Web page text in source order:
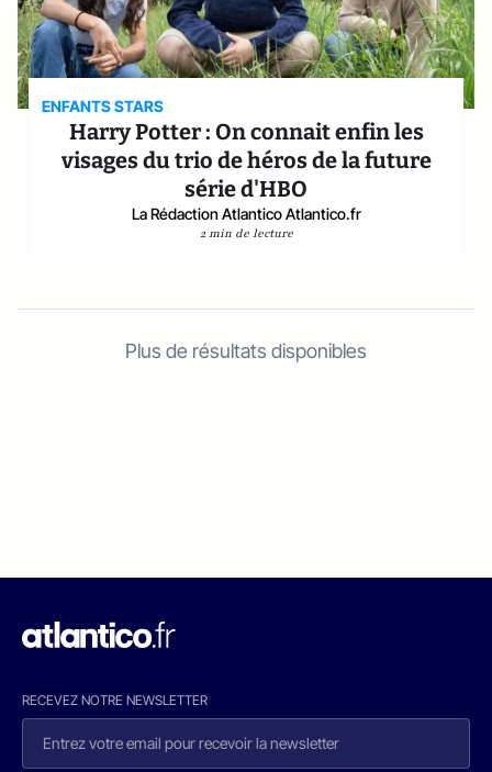
ENFANTS STARS
Harry Potter : On connait enfin les
visages du trio de héros de la future
série d'HBO
La Rédaction Atlantico Atlantico.fr
2 min de lecture
Plus de résultats disponibles
RECEVEZ NOTRE NEWSLETTER